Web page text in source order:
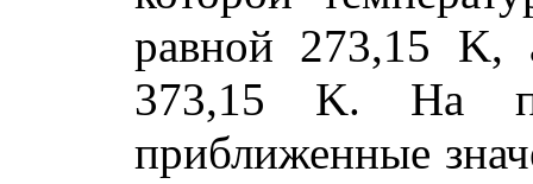
равной 273,15 K,
373,15 K. На
приближенные